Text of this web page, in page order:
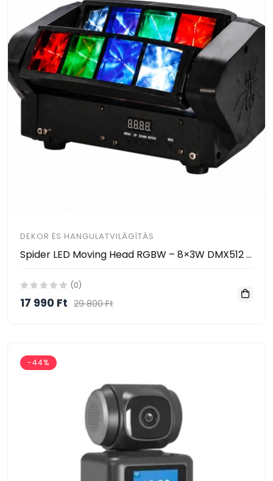
DEKOR ÉS HANGULATVILÁGÍTÁS
Spider LED Moving Head RGBW – 8×3W DMX512 Zenevezérelt LED Színpadi Fény HAYAMI KL25-120
(0)
17 990 Ft 29 800 Ft
-44%